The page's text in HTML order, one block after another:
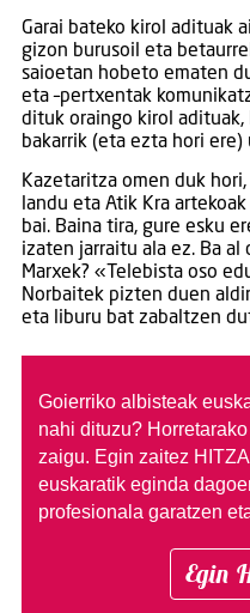
Garai bateko kirol adituak
gizon burusoil eta
saioetan hobeto ematen
eta –pertxentak
dituk oraingo kirol adituak,
bakarrik (eta ezta hori
Kazetaritza omen duk
landu eta Atik Kra
bai. Baina tira, gure esku
izaten jarraitu ala ez. Ba al
Marxek? «Telebista oso
Norbaitek pizten duen
eta liburu bat zabaltzen
Goierriko albisteak
nahi dituzu?
zaigu. Egin zaitez
euskaratik eginda
profesionala garatzen
Egin